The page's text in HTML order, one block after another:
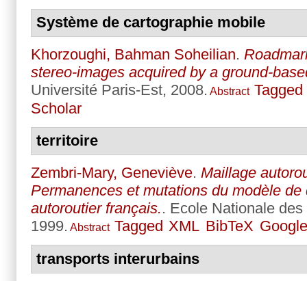
Système de cartographie mobile
Khorzoughi, Bahman Soheilian.
stereo-images acquired by a ground-
Université Paris-Est, 2008. Abstract Tagged
Scholar
territoire
Zembri-Mary, Geneviève. Maillage
Permanences et mutations du modèle
autoroutier français.. Ecole Nationale
1999. Abstract Tagged XML BibTeX
transports interurbains